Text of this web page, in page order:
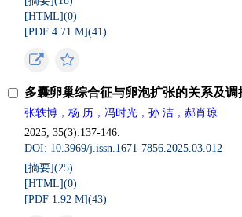
[HTML](0)
[PDF 4.71 M](41)
多囊卵巢综合征与卵泡扩张的关系及
张轶博，杨 历，冯时光，孙 洁，郝肖琼
2025, 35(3):137-146.
DOI: 10.3969/j.issn.1671-7856.2025.03.012
[摘要](25)
[HTML](0)
[PDF 1.92 M](43)